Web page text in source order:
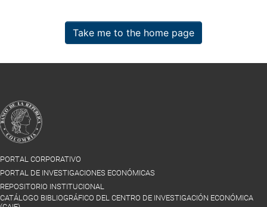
Take me to the home page
PORTAL CORPORATIVO
PORTAL DE INVESTIGACIONES ECONÓMICAS
REPOSITORIO INSTITUCIONAL
CATÁLOGO BIBLIOGRÁFICO DEL CENTRO DE INVESTIGACIÓN ECONÓMICA